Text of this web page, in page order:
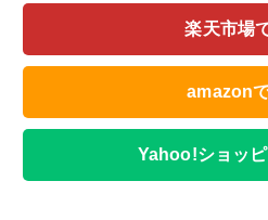
楽天市場
amazon
Yahoo!ショッ